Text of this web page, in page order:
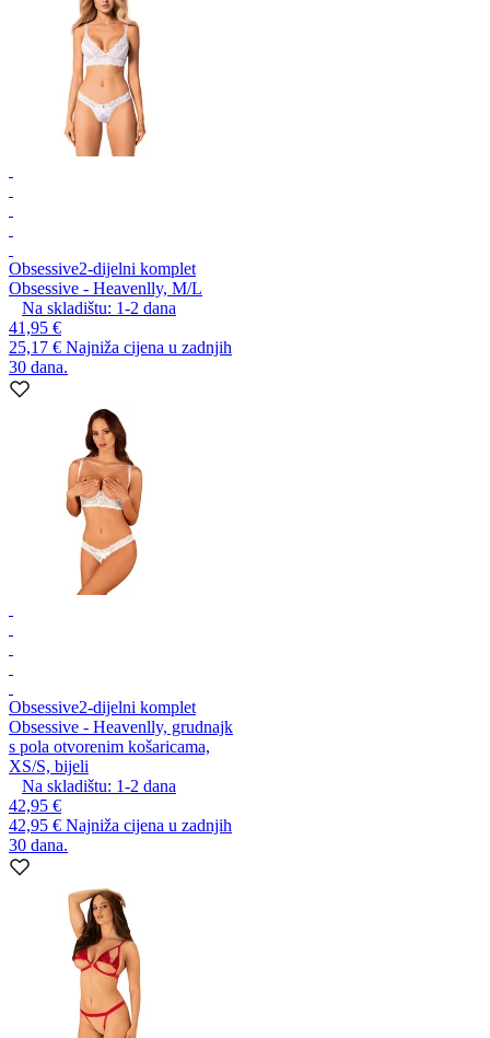
Obsessive2-dijelni komplet
Obsessive - Heavenlly, M/L
Na skladištu: 1-2 dana
41,95 €
25,17 € Najniža cijena u zadnjih
30 dana.
Obsessive2-dijelni komplet
Obsessive - Heavenlly, grudnajk
s pola otvorenim košaricama,
XS/S, bijeli
Na skladištu: 1-2 dana
42,95 €
42,95 € Najniža cijena u zadnjih
30 dana.